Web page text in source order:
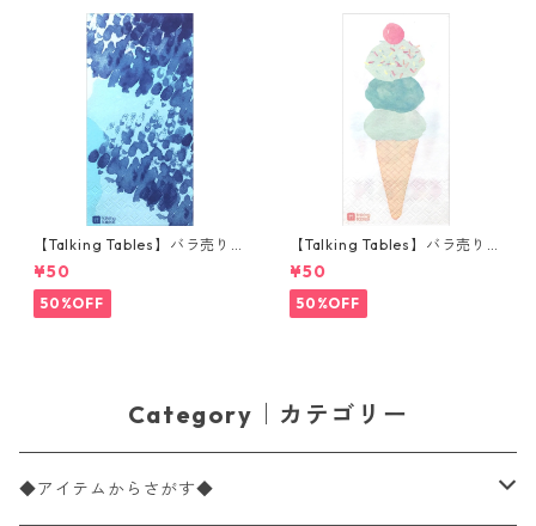
【Talking Tables】バラ売り1
枚 ランチサイズ ペーパーナプ
キン COASTAL ブルー
¥50
50%OFF
【Talking Tables】バラ売り1
枚 ランチサイズ ペーパーナプ
キン WE LOVE ICE CREAM ホ
ワイト
¥50
50%OFF
Category｜カテゴリー
◆アイテムからさがす◆